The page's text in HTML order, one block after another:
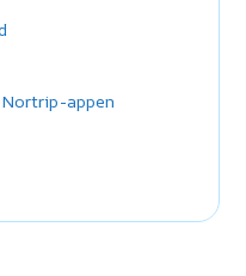
appen